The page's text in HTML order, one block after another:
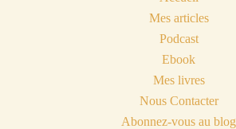
Mes articles
Podcast
Ebook
Mes livres
Nous Contacter
Abonnez-vous au blog